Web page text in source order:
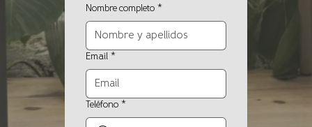
Nombre completo *
Email *
Teléfono *